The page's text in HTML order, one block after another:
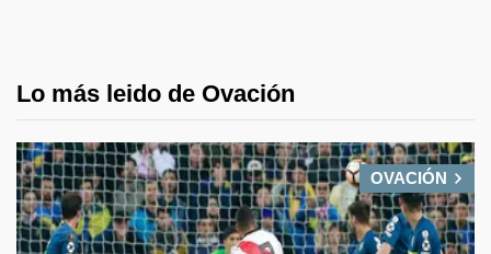
Lo más leido de Ovación
OVACIÓN